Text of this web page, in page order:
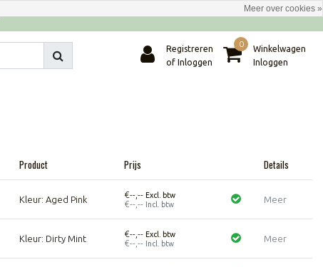
Registreren
of Inloggen
0
Winkelwagen
Inloggen
Product Prijs Details
Kleur: Aged Pink €--,-- Excl. btw
€--,-- Incl. btw
Meer
Kleur: Dirty Mint €--,-- Excl. btw
€--,-- Incl. btw
Meer
Meer over cookies »